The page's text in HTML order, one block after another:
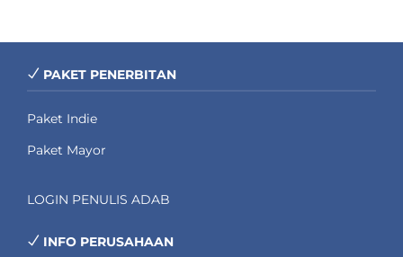
PAKET PENERBITAN
Paket Indie
Paket Mayor
LOGIN PENULIS ADAB
INFO PERUSAHAAN